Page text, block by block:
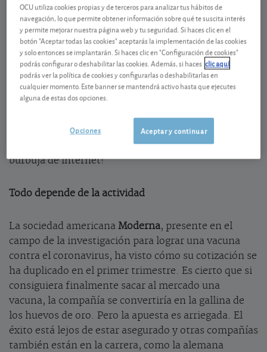
siempre la necesidad de curarse). Y segundo, porque
el sector se ha movilizado para luchar contra el
coronavirus: búsqueda de tratamientos, de vacunas,
producción de tests, de equipos médicos. Así pues,
algo similar a lo que ocurrió en su día en bolsa con
las compañías ligadas al boom digital, las famosas
compañías “.com”, ahora parece ser el turno de las
empresas biotecnológicas, centradas en la lucha
contra el Covid-19m las que se disparan en bolsa. ¡Y
con igual riesgo de salir trasquilado que con la
burbuja de internet!
Todo depende de la actividad
La sociedad americana Moderna, presente en el
campo de la investigación para lograr una vacuna
contra el coronavirus, ha visto cómo su cotización se
ha duplicado en el primer trimestre. Es cierto que si
consiguiera finalmente sacar al mercado una
vacuna, la compañía se convertiría en la gallina de
los huevos de oro. Pero la apuesta es arriegada. El
éxito está lejos de estar asegurado y otras compañías
también están en la carrera, como la alemana
OCU utiliza cookies propias y de terceros para analizar tus hábitos de
navegación, lo que permite obtener información sobre qué te suscita interés
y permite mejorar nuestra página web y tu seguridad. Si haces clic en el
botón "Aceptar todas las cookies" aceptarás la implementación de las cookies
y solo entonces se implantarán. Si haces clic en "Configuración de cookies"
podrás configurar o deshabilitar las cookies. Además, si haces clic aquí
podrás ver la política de cookies y configurarlas o deshabilitarlas en
cualquier momento. Este banner se mantendrá activo hasta que ejecutes
alguna de estas dos opciones.
Aceptar y continuar
Opciones